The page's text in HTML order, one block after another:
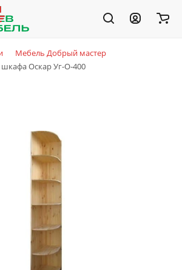
Мебель Добрый мастер
Оскар Уг-О-400